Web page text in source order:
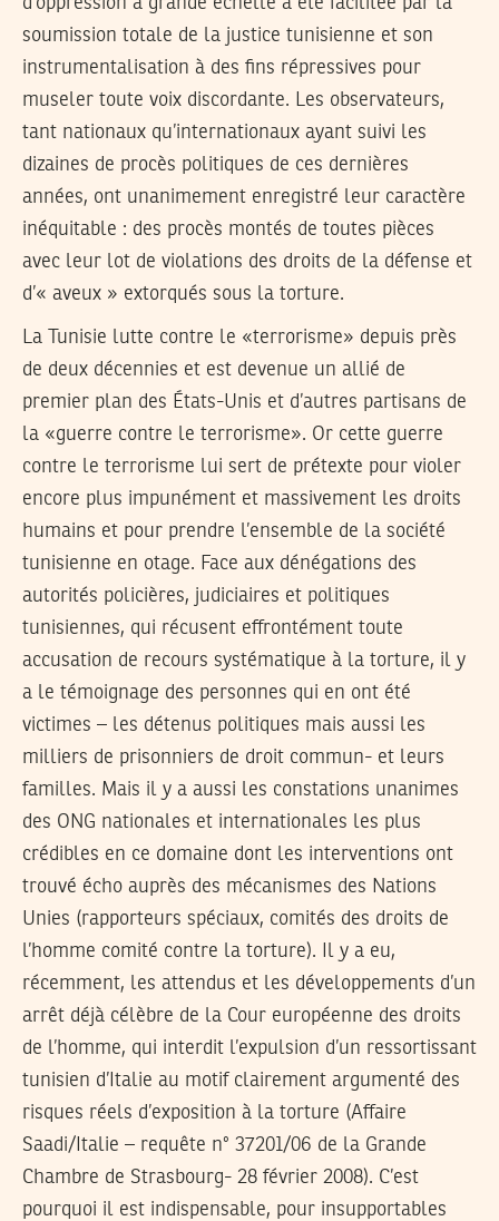
soumission totale de la justice tunisienne et son
instrumentalisation à des fins répressives pour
museler toute voix discordante. Les observateurs,
tant nationaux qu’internationaux ayant suivi les
dizaines de procès politiques de ces dernières
années, ont unanimement enregistré leur caractère
inéquitable : des procès montés de toutes pièces
avec leur lot de violations des droits de la défense et
d’« aveux » extorqués sous la torture.
La Tunisie lutte contre le «terrorisme» depuis près
de deux décennies et est devenue un allié de
premier plan des États-Unis et d’autres partisans de
la «guerre contre le terrorisme». Or cette guerre
contre le terrorisme lui sert de prétexte pour violer
encore plus impunément et massivement les droits
humains et pour prendre l’ensemble de la société
tunisienne en otage. Face aux dénégations des
autorités policières, judiciaires et politiques
tunisiennes, qui récusent effrontément toute
accusation de recours systématique à la torture, il y
a le témoignage des personnes qui en ont été
victimes – les détenus politiques mais aussi les
milliers de prisonniers de droit commun- et leurs
familles. Mais il y a aussi les constations unanimes
des ONG nationales et internationales les plus
crédibles en ce domaine dont les interventions ont
trouvé écho auprès des mécanismes des Nations
Unies (rapporteurs spéciaux, comités des droits de
l’homme comité contre la torture). Il y a eu,
récemment, les attendus et les développements d’un
arrêt déjà célèbre de la Cour européenne des droits
de l’homme, qui interdit l’expulsion d’un ressortissant
tunisien d’Italie au motif clairement argumenté des
risques réels d’exposition à la torture (Affaire
Saadi/Italie – requête n° 37201/06 de la Grande
Chambre de Strasbourg- 28 février 2008). C’est
pourquoi il est indispensable, pour insupportables